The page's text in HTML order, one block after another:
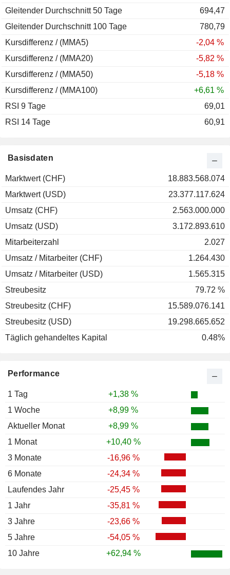
Performance
1 Tag
+1,38 %
1 Woche
+8,99 %
Aktueller Monat
+8,99 %
1 Monat
+10,40 %
3 Monate
-16,96 %
6 Monate
-24,34 %
Laufendes Jahr
-25,45 %
1 Jahr
-35,81 %
3 Jahre
-23,66 %
5 Jahre
-54,05 %
10 Jahre
+62,94 %
Basisdaten
Marktwert (CHF)
18.883.568.074
Marktwert (USD)
23.377.117.624
Umsatz (CHF)
2.563.000.000
Umsatz (USD)
3.172.893.610
Mitarbeiterzahl
2.027
Umsatz / Mitarbeiter (CHF)
1.264.430
Umsatz / Mitarbeiter (USD)
1.565.315
Streubesitz
79.72 %
Streubesitz (CHF)
15.589.076.141
Streubesitz (USD)
19.298.665.652
Täglich gehandeltes Kapital
0.48%
Gleitender Durchschnitt 50 Tage
694,47
Gleitender Durchschnitt 100 Tage
780,79
Kursdifferenz / (MMA5)
-2,04 %
Kursdifferenz / (MMA20)
-5,82 %
Kursdifferenz / (MMA50)
-5,18 %
Kursdifferenz / (MMA100)
+6,61 %
RSI 9 Tage
69,01
RSI 14 Tage
60,91
2009
+74,13 %
2008
-50,66 %
2007
2006
+75,00 %